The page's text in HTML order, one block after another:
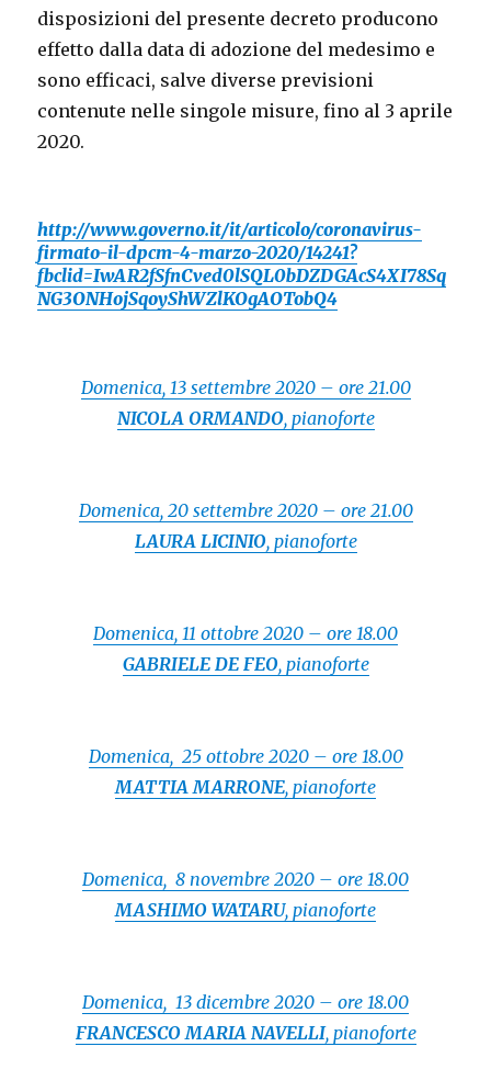
disposizioni del presente decreto producono
effetto dalla data di adozione del medesimo e
sono efficaci, salve diverse previsioni
contenute nelle singole misure, fino al 3 aprile
2020.
http://www.governo.it/it/articolo/coronavirus-
firmato-il-dpcm-4-marzo-2020/14241?
fbclid=IwAR2fSfnCved0lSQL0bDZDGAcS4XI78Sq
NG3ONHojSqoyShWZlKOgAOTobQ4
Domenica, 13 settembre 2020 – ore 21.00
NICOLA ORMANDO, pianoforte
Domenica, 20 settembre 2020 – ore 21.00
LAURA LICINIO, pianoforte
Domenica, 11 ottobre 2020 – ore 18.00
GABRIELE DE FEO, pianoforte
Domenica, 25 ottobre 2020 – ore 18.00
MATTIA MARRONE, pianoforte
Domenica, 8 novembre 2020 – ore 18.00
MASHIMO WATARU, pianoforte
Domenica, 13 dicembre 2020 – ore 18.00
FRANCESCO MARIA NAVELLI, pianoforte